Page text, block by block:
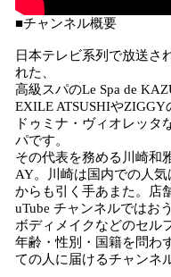
■チャンネル概要
日本テレビ系列で放送さ
れた、
高級スパのLe Spa de
EXILE ATSUSHIや
ドゥミナ・ヴィオレッタ
パです。
その代表を務める川崎和
AY。川崎は国内での人
からも引く手あまた。店
uTube チャンネルではお
ボディメイクなどのセル
年齢・性別・国籍を問わ
ての人に届けるチャンネ